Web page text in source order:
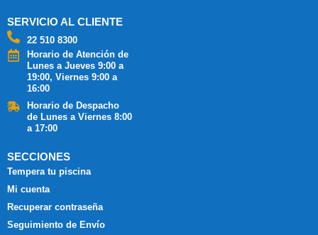
SERVICIO AL CLIENTE
22 510 8300
Horario de Atención de
Lunes a Jueves 9:00 a
19:00, Viernes 9:00 a
16:00
Horario de Despacho
de Lunes a Viernes 8:00
a 17:00
SECCIONES
Tempera tu piscina
Mi cuenta
Recuperar contraseña
Seguimiento de Envío